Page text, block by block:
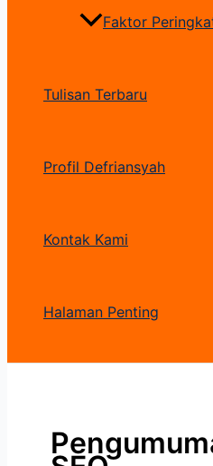
Faktor
Tulisan Terbaru
Profil Defriansyah
Kontak Kami
Halaman Penting